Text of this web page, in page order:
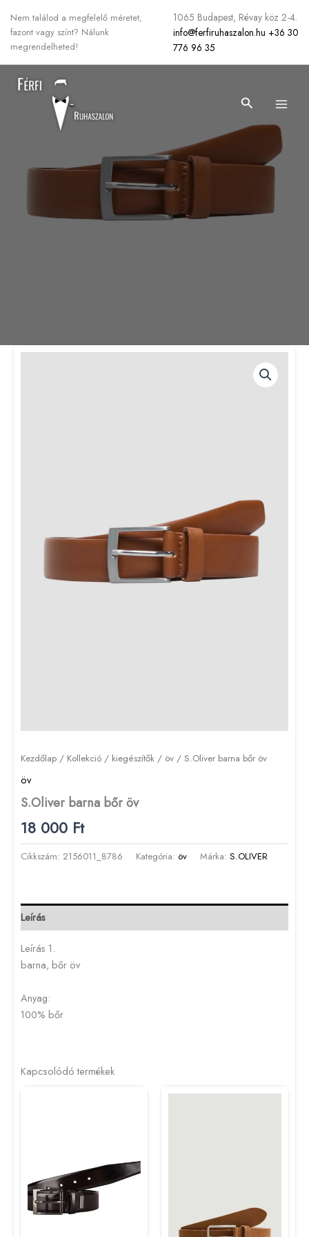
Nem találod a megfelelő méretet,
fazont vagy színt? Nálunk
megrendelheted!
1065 Budapest, Révay köz 2-4.
info@ferfiruhaszalon.hu +36 30
776 96 35
Search
Kezdőlap / Kollekció / kiegészítők / öv / S.Oliver barna bőr öv
öv
S.Oliver barna bőr öv
18 000 Ft
Cikkszám: 2156011_8786 Kategória: öv Márka: S.OLIVER
Leírás
Leírás 1.
barna, bőr öv
Anyag:
100% bőr
Kapcsolódó termékek